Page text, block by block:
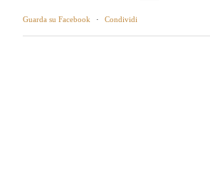
Guarda su Facebook · Condividi